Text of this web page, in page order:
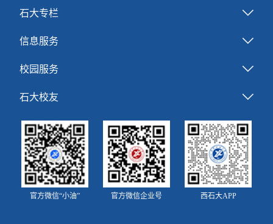
石大专栏
信息服务
校园服务
石大校友
官方微信“小油” 官方微信企业号 西石大APP